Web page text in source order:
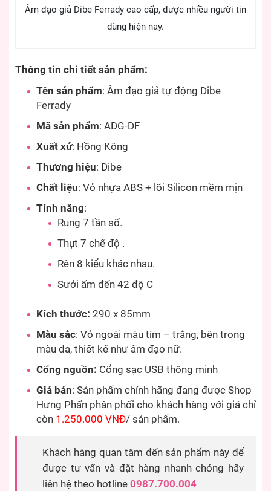
Âm đạo giả Dibe Ferrady cao cấp, được nhiều người tin
dùng hiện nay.
Thông tin chi tiết sản phẩm:
Tên sản phẩm: Âm đạo giả tự động Dibe
Ferrady
Mã sản phẩm: ADG-DF
Xuất xứ: Hồng Kông
Thương hiệu: Dibe
Chất liệu: Vỏ nhựa ABS + lõi Silicon mềm mịn
Tính năng:
Rung 7 tần số.
Thụt 7 chế độ .
Rên 8 kiểu khác nhau.
Sưởi ấm đến 42 độ C
Kích thước: 290 x 85mm
Màu sắc: Vỏ ngoài màu tím – trắng, bên trong
màu da, thiết kế như âm đạo nữ.
Cổng nguồn: Cổng sạc USB thông minh
Giá bán: Sản phẩm chính hãng đang được Shop
Hưng Phấn phân phối cho khách hàng với giá chỉ
còn 1.250.000 VNĐ/ sản phẩm.
Khách hàng quan tâm đến sản phẩm này để
được tư vấn và đặt hàng nhanh chóng hãy
liên hệ theo hotline 0987.700.004